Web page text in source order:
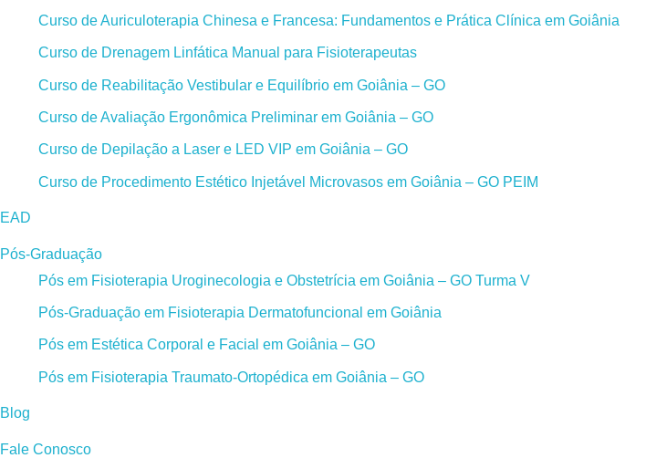
Curso de Auriculoterapia Chinesa e Francesa: Fundamentos e Prática Clínica em Goiânia
Curso de Drenagem Linfática Manual para Fisioterapeutas
Curso de Reabilitação Vestibular e Equilíbrio em Goiânia – GO
Curso de Avaliação Ergonômica Preliminar em Goiânia – GO
Curso de Depilação a Laser e LED VIP em Goiânia – GO
Curso de Procedimento Estético Injetável Microvasos em Goiânia – GO PEIM
EAD
Pós-Graduação
Pós em Fisioterapia Uroginecologia e Obstetrícia em Goiânia – GO Turma V
Pós-Graduação em Fisioterapia Dermatofuncional em Goiânia
Pós em Estética Corporal e Facial em Goiânia – GO
Pós em Fisioterapia Traumato-Ortopédica em Goiânia – GO
Blog
Fale Conosco